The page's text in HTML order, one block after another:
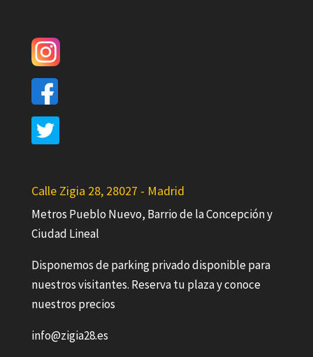
Calle Zigia 28, 28027 - Madrid
Metros Pueblo Nuevo, Barrio de la Concepción y
Ciudad Lineal
Disponemos de parking privado disponible para
nuestros visitantes. Reserva tu plaza y conoce
nuestros precios
info@zigia28.es